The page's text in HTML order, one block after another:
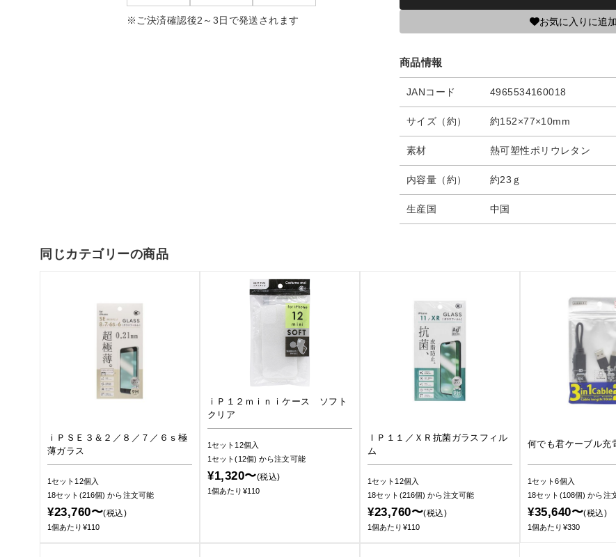
※ご決済確認後2～3日で発送されます お気に入りに追加
商品情報
JANコード 4965534160018
サイズ（約） 約152×77×10mm
素材 熱可塑性ポリウレタン
内容量（約） 約23ｇ
生産国 中国
同じカテゴリーの商品
ｉＰＳＥ３＆２／８／７／６ｓ極
薄ガラス
1セット12個入
18セット(216個)から注文可能
¥23,760〜(税込)
1個あたり¥110
ｉＰ１２ｍｉｎｉケース ソフト
クリア
1セット12個入
1セット(12個)から注文可能
¥1,320〜(税込)
1個あたり¥110
ＩＰ１１／ＸＲ抗菌ガラスフィル
ム
1セット12個入
18セット(216個)から注文可能
¥23,760〜(税込)
1個あたり¥110
何でも君ケーブル充
1セット6個入
18セット(108個)から注
¥35,640〜(税込)
1個あたり¥330